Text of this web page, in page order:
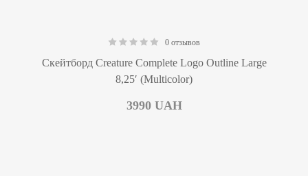
0 отзывов
Скейтборд Creature Complete Logo Outline Large
8,25′ (Multicolor)
3990 UAH